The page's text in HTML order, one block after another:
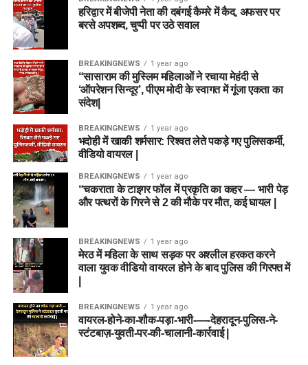
हरिद्वार में बीजेपी नेता की दबंगई कैमरे में कैद, अफसर पर
बरसे अपशब्द, चुप्पी पर उठे सवाल
BREAKINGNEWS 1 year ago
“सासाराम की मुस्लिम महिलाओं ने रचाया मेहंदी से
‘ऑपरेशन सिन्दूर’, पीएम मोदी के स्वागत में गूंजा एकता का
संदेश|
BREAKINGNEWS 1 year ago
भदोही में खाकी शर्मसार: रिश्वत लेते पकड़े गए पुलिसकर्मी,
वीडियो वायरल |
BREAKINGNEWS 1 year ago
“चकराता के टाइगर फॉल में प्रकृति का कहर — भारी पेड़
और पत्थरों के गिरने से 2 की मौके पर मौत, कई घायल |
BREAKINGNEWS 1 year ago
मेरठ में महिला के साथ सड़क पर अश्लील हरकत करने
वाला युवक वीडियो वायरल होने के बाद पुलिस की गिरफ्त में
BREAKINGNEWS 1 year ago
वायरल-होने-का-शौक-पड़ा-भारी-—-देहरादून-पुलिस-ने-
स्टंटबाज़-युवती-पर-की-चालानी-कार्रवाई |